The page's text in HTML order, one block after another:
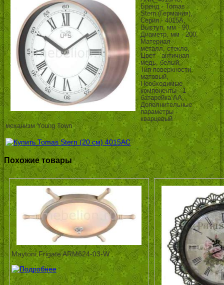
Бренд - Tomas
Stern (Германия),
Серия - 4015A,
Выступ, мм - 90,
Диаметр, мм - 200,
Материал -
металл, стекло,
Цвет - античная
медь, белый,
Тип поверхности -
матовый,
Необходимые
компоненты - 1
батарейка АА,
Дополнительные
параметры -
кварцевый
механизм Young Town
Похожие товары
Maytoni Frigate ARM624-03-W